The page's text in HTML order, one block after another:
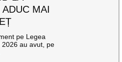
MAI
pe Legea
au avut, pe